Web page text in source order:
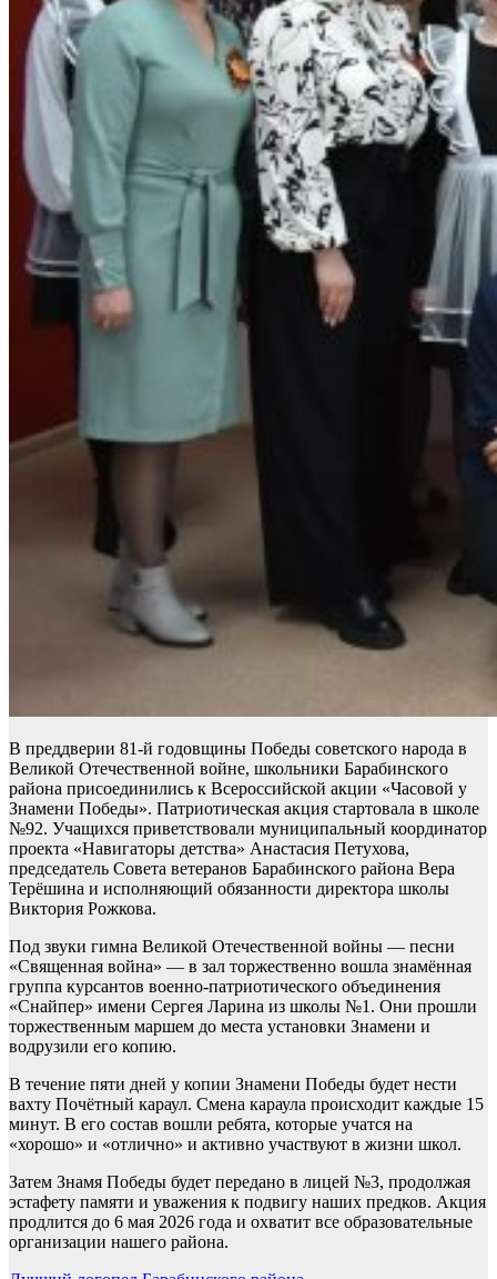
В преддверии 81-й годовщины Победы советского народа в
Великой Отечественной войне, школьники Барабинского
района присоединились к Всероссийской акции «Часовой у
Знамени Победы». Патриотическая акция стартовала в школе
№92. Учащихся приветствовали муниципальный координатор
проекта «Навигаторы детства» Анастасия Петухова,
председатель Совета ветеранов Барабинского района Вера
Терёшина и исполняющий обязанности директора школы
Виктория Рожкова.
Под звуки гимна Великой Отечественной войны — песни
«Священная война» — в зал торжественно вошла знамённая
группа курсантов военно-патриотического объединения
«Снайпер» имени Сергея Ларина из школы №1. Они прошли
торжественным маршем до места установки Знамени и
водрузили его копию.
В течение пяти дней у копии Знамени Победы будет нести
вахту Почётный караул. Смена караула происходит каждые 15
минут. В его состав вошли ребята, которые учатся на
«хорошо» и «отлично» и активно участвуют в жизни школ.
Затем Знамя Победы будет передано в лицей №3, продолжая
эстафету памяти и уважения к подвигу наших предков. Акция
продлится до 6 мая 2026 года и охватит все образовательные
организации нашего района.